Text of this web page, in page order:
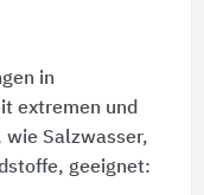
in
extremen und
wie Salzwasser,
geeignet: